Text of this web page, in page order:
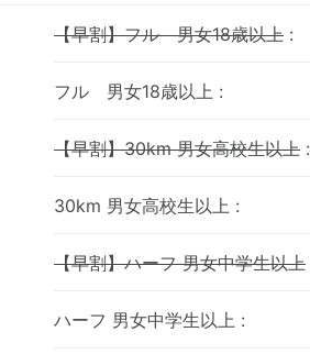
【早割】フル 男女18歳以上 :
フル 男女18歳以上 :
【早割】30km 男女高校生以上 :
30km 男女高校生以上 :
【早割】ハーフ 男女中学生以上
ハーフ 男女中学生以上 :